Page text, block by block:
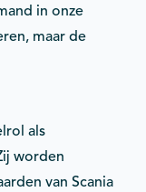
in onze
maar de
als
worden
van Scania